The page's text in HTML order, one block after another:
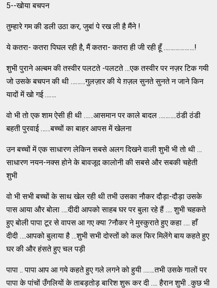
5--खोया बचपन
तुम्हारे गम की डली उठा कर, जुबां पे रख ली है मैंने !
ये कतरा- कतरा पिघल रही है, मैं कतरा- कतरा ही जी रही हूँ ……………….!
शुभी पुराने अल्बम की तस्वीर पलटते -पलटते …एक तस्वीर पर नज़र टिक गयी
जो उसके बचपन की थी ………गुलज़ार की ये ग़ज़ल सुनते सुनते न जाने किन
यादों में खो गई …….
वो भी तो एक शाम ऐसी ही थी ……आसमान पर काले बादल ………..ठंडी ठंडी
बहती पुरवाई ……बच्चों का बाहर आपस में खेलना
उन बच्चों में एक साधारण लेकिन सबसे अलग दिखने वाली शुभी भी तो थी …
साधारण नयन-नक्स होने के बावजूद कालोनी की सबसे और सबकी चहेती
शुभी
वो भी सभी बच्चों के साथ खेल रही थी तभी उसका नौकर दौड़ा-दौड़ा उसके
पास आया और बोला ….दीदी आपको साहब घर पर बुला रहे हैं …. शुभी चहकते
हुए बोली पापा टूर से वापस आ गए क्या ?नौकर ने मुस्कुराते हुए कहा …. हाँ
दीदी ….आपको बुलाया है …शुभी सभी दोस्तों को कल फिर मिलेंगे बाय कहते हुए
घर की और हंसते हुए चल पड़ी
पापा .. पापा आप आ गये कहते हुए गले लगने को हुयी …….तभी उसके गालों पर
पापा के पांचों उँगलियों के ताबड़तोड़ बारिश शुरू कर दी …. हैरान शुभी ..कुछ भी